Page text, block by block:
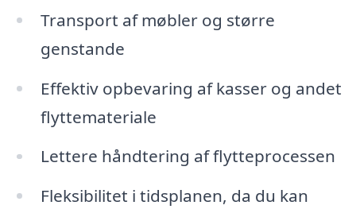
Transport af møbler og større
genstande
Effektiv opbevaring af kasser og andet
flyttemateriale
Lettere håndtering af flytteprocessen
Fleksibilitet i tidsplanen, da du kan